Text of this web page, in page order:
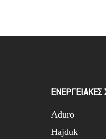
Aduro
Hajduk